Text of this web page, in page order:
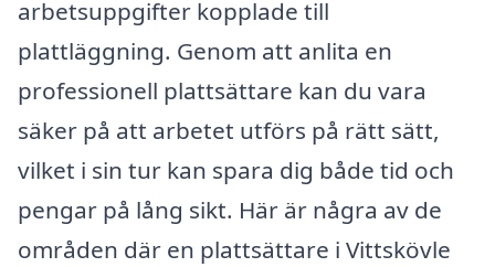
arbetsuppgifter kopplade till
plattläggning. Genom att anlita en
professionell plattsättare kan du vara
säker på att arbetet utförs på rätt sätt,
vilket i sin tur kan spara dig både tid och
pengar på lång sikt. Här är några av de
områden där en plattsättare i Vittskövle